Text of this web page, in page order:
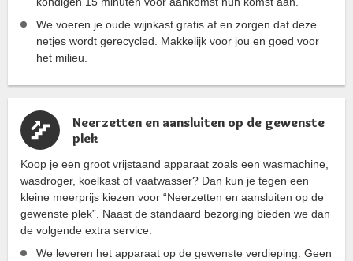
We voeren je oude wijnkast gratis af en zorgen dat deze
netjes wordt gerecycled. Makkelijk voor jou en goed voor
het milieu.
Neerzetten en aansluiten op de gewenste
plek
Koop je een groot vrijstaand apparaat zoals een wasmachine,
wasdroger, koelkast of vaatwasser? Dan kun je tegen een
kleine meerprijs kiezen voor “Neerzetten en aansluiten op de
gewenste plek”. Naast de standaard bezorging bieden we dan
de volgende extra service:
We leveren het apparaat op de gewenste verdieping. Geen